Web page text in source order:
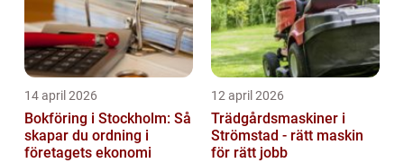
14 april 2026
Bokföring i Stockholm: Så
skapar du ordning i
företagets ekonomi
12 april 2026
Trädgårdsmaskiner i
Strömstad - rätt maskin
för rätt jobb